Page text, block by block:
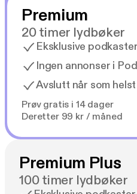
Premium
20 timer lydbøker
Eksklusive podkaster
Ingen annonser i
Avslutt når som helst
Prøv gratis i 14 dager
Deretter 99 kr / måned
Premium Plus
100 timer lydbøker